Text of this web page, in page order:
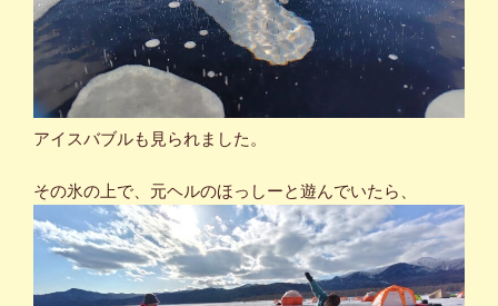
アイスバブルも見られました。
その氷の上で、元ヘルのほっしーと遊んでいたら、